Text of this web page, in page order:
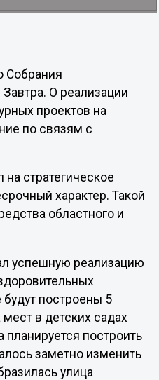
Собрания
О реализации
проектов на
по связям с
стратегическое
характер. Такой
областного и
успешную реализацию
построены 5
в детских садах
построить
заметно изменить
улица